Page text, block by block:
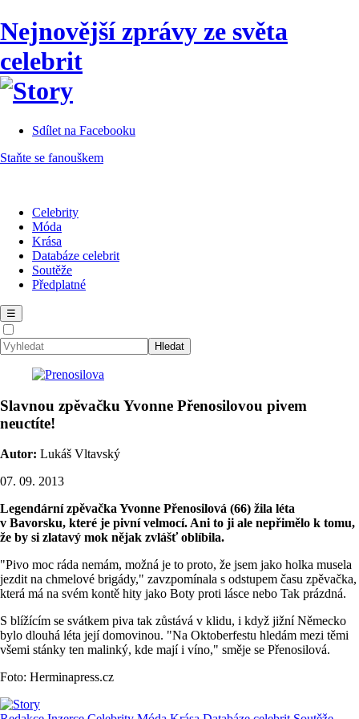
Nejnovější zprávy ze světa
celebrit
Sdílet na Facebooku
Staňte se fanouškem
Celebrity
Móda
Krása
Databáze celebrit
Soutěže
Předplatné
☰
Slavnou zpěvačku Yvonne Přenosilovou pivem
neuctíte!
Autor: Lukáš Vltavský
07. 09. 2013
Legendární zpěvačka Yvonne Přenosilová (66) žila léta
v Bavorsku, které je pivní velmocí. Ani to ji ale nepřimělo k tomu,
že by si zlatavý mok nějak zvlášť oblíbila.
"Pivo moc ráda nemám, možná je to proto, že jsem jako holka musela
jezdit na chmelové brigády," zavzpomínala s odstupem času zpěvačka,
která má na svém kontě hity jako Boty proti lásce nebo Tak prázdná.
S blížícím se svátkem piva tak zůstává v klidu, i když jižní Německo
bylo dlouhá léta její domovinou. "Na Oktoberfestu hledám mezi těmi
všemi stánky ten malinký, kde mají i víno," směje se Přenosilová.
Foto: Herminapress.cz